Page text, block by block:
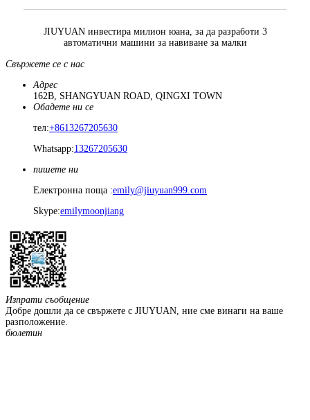
JIUYUAN инвестира милион юана, за да разработи 3
автоматични машини за навиване за малки
Свържете се с нас
Адрес
162B, SHANGYUAN ROAD, QINGXI TOWN
Обадете ни се
тел:+8613267205630
Whatsapp:13267205630
пишете ни
Електронна поща :emily@jiuyuan999.com
Skype:emilymoonjiang
Изпрати съобщение
Добре дошли да се свържете с JIUYUAN, ние сме винаги на ваше
разположение.
бюлетин